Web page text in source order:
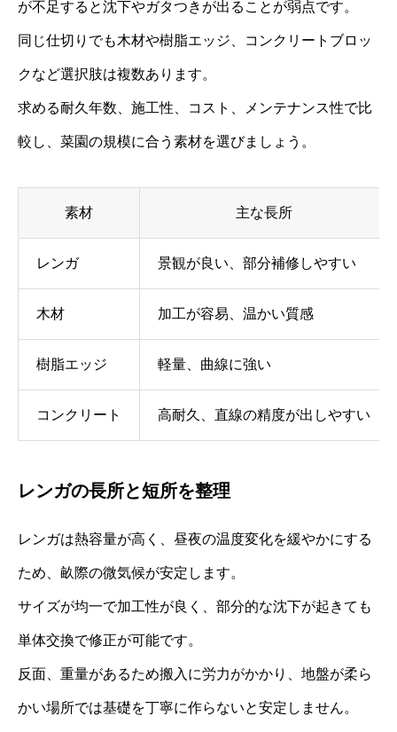
が不足すると沈下やガタつきが出ることが弱点です。
同じ仕切りでも木材や樹脂エッジ、コンクリートブロッ
クなど選択肢は複数あります。
求める耐久年数、施工性、コスト、メンテナンス性で比
較し、菜園の規模に合う素材を選びましょう。
素材 主な長所
レンガ 景観が良い、部分補修しやすい
木材 加工が容易、温かい質感
樹脂エッジ 軽量、曲線に強い
コンクリート 高耐久、直線の精度が出しやすい
レンガの長所と短所を整理
レンガは熱容量が高く、昼夜の温度変化を緩やかにする
ため、畝際の微気候が安定します。
サイズが均一で加工性が良く、部分的な沈下が起きても
単体交換で修正が可能です。
反面、重量があるため搬入に労力がかかり、地盤が柔ら
かい場所では基礎を丁寧に作らないと安定しません。